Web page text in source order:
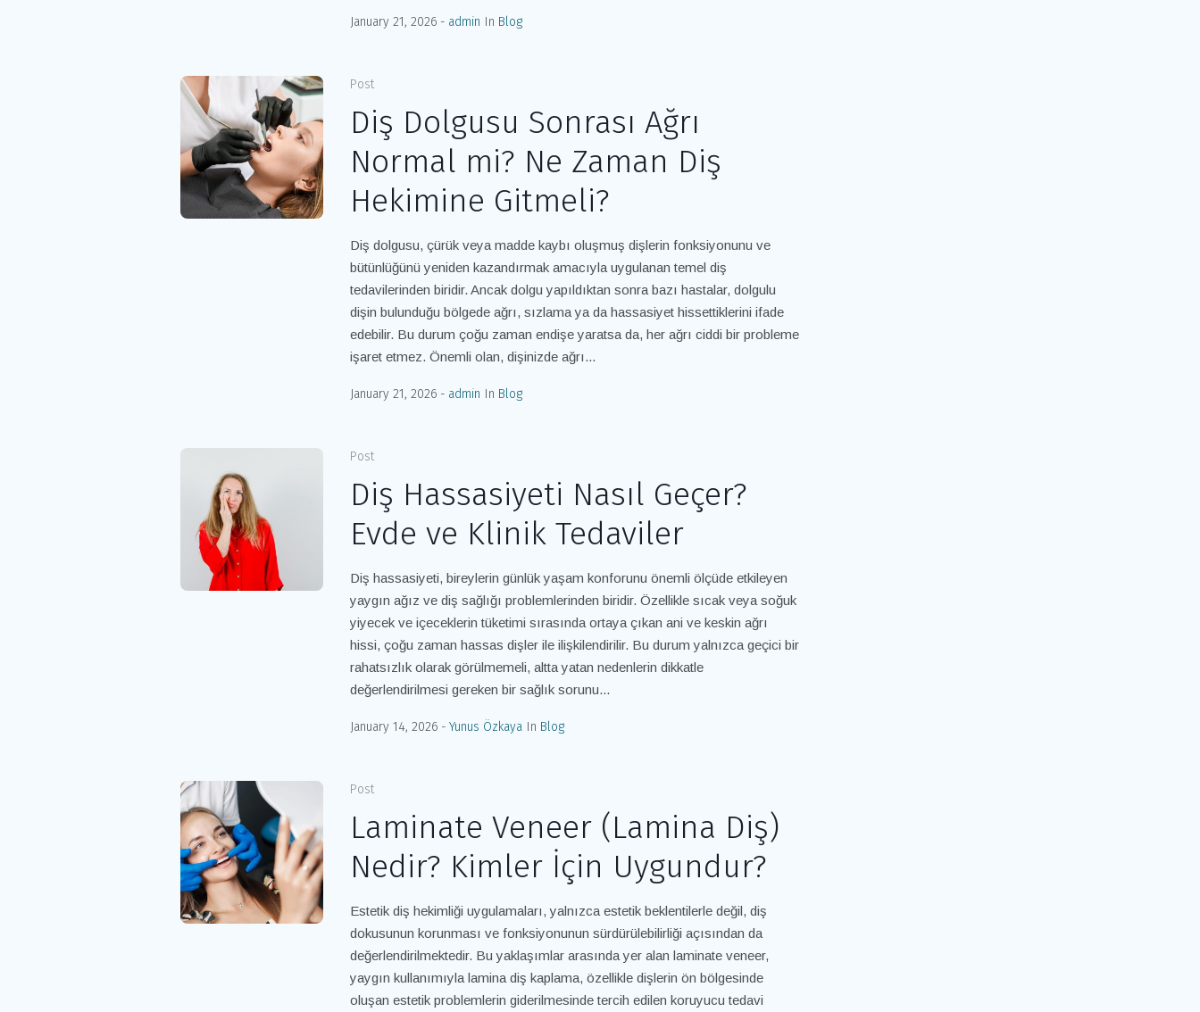
January 21, 2026 admin In Blog
Post
Diş Dolgusu Sonrası Ağrı
Normal mi? Ne Zaman Diş
Hekimine Gitmeli?
Diş dolgusu, çürük veya madde kaybı oluşmuş dişlerin fonksiyonunu ve
bütünlüğünü yeniden kazandırmak amacıyla uygulanan temel diş
tedavilerinden biridir. Ancak dolgu yapıldıktan sonra bazı hastalar, dolgulu
dişin bulunduğu bölgede ağrı, sızlama ya da hassasiyet hissettiklerini ifade
edebilir. Bu durum çoğu zaman endişe yaratsa da, her ağrı ciddi bir probleme
işaret etmez. Önemli olan, dişinizde ağrı...
January 21, 2026 admin In Blog
Post
Diş Hassasiyeti Nasıl Geçer?
Evde ve Klinik Tedaviler
Diş hassasiyeti, bireylerin günlük yaşam konforunu önemli ölçüde etkileyen
yaygın ağız ve diş sağlığı problemlerinden biridir. Özellikle sıcak veya soğuk
yiyecek ve içeceklerin tüketimi sırasında ortaya çıkan ani ve keskin ağrı
hissi, çoğu zaman hassas dişler ile ilişkilendirilir. Bu durum yalnızca geçici bir
rahatsızlık olarak görülmemeli, altta yatan nedenlerin dikkatle
değerlendirilmesi gereken bir sağlık sorunu...
January 14, 2026 Yunus Özkaya In Blog
Post
Laminate Veneer (Lamina Diş)
Nedir? Kimler İçin Uygundur?
Estetik diş hekimliği uygulamaları, yalnızca estetik beklentilerle değil, diş
dokusunun korunması ve fonksiyonunun sürdürülebilirliği açısından da
değerlendirilmektedir. Bu yaklaşımlar arasında yer alan laminate veneer,
yaygın kullanımıyla lamina diş kaplama, özellikle dişlerin ön bölgesinde
oluşan estetik problemlerin giderilmesinde tercih edilen koruyucu tedavi